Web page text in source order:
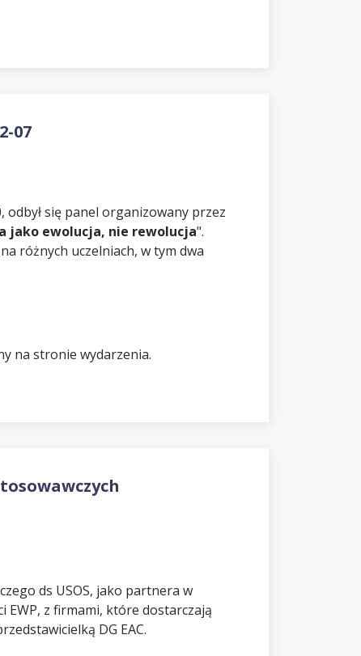
07
się panel organizowany przez
jako ewolucja, nie rewolucja".
różnych uczelniach, w tym dwa
na stronie wydarzenia.
ds USOS, jako partnera w
EWP, z firmami, które dostarczają
DG EAC.